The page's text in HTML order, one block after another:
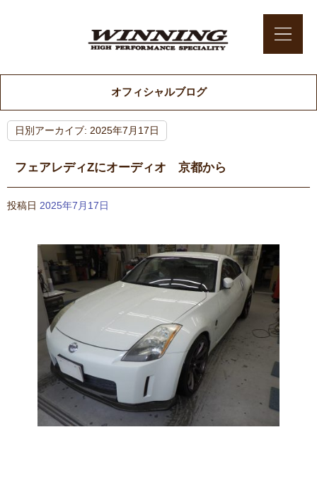
オフィシャルブログ
日別アーカイブ: 2025年7月17日
フェアレディZにオーディオ 京都から
投稿日 2025年7月17日